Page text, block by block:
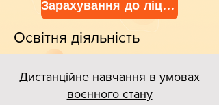
Зарахування до ліцею
Освітня діяльність
Дистанційне навчання в умовах
воєнного стану